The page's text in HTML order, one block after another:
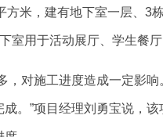
米，建有地下室一层、3
用于活动展厅、学生餐厅
对施工进度造成一定影响
。”项目经理刘勇宝说，该